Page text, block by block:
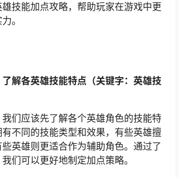
技能加点攻略，帮助玩家在游戏中更
。
解各英雄技能特点（关键字：英雄技
们应该先了解各个英雄角色的技能特
不同的技能类型和效果，有些英雄擅
英雄则更适合作为辅助角色。通过了
们可以更好地制定加点策略。